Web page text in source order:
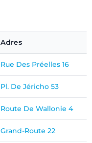
Adres
Rue Des Préelles 16
Pl. De Jéricho 53
Route De Wallonie 4
Grand-Route 22